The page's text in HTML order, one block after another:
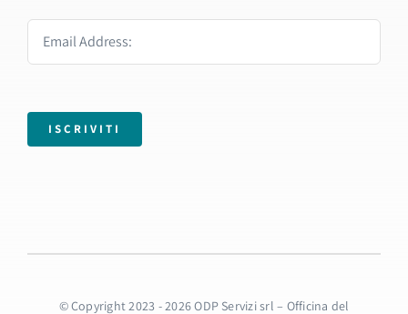
ISCRIVITI
© Copyright 2023 - 2026 ODP Servizi srl – Officina del